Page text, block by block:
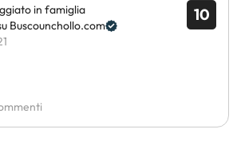
10
in famiglia
Buscounchollo.com